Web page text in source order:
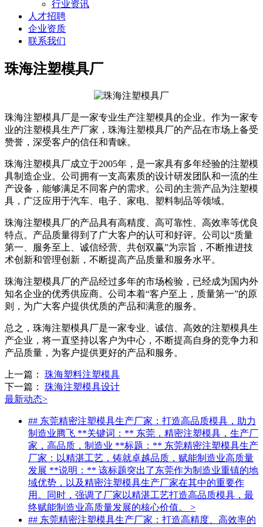
行业资讯
人才招聘
企业资质
联系我们
珠海注塑模具厂
珠海注塑模具厂是一家专业生产注塑模具的企业。作为一家专
业的注塑模具生产厂家，珠海注塑模具厂的产品在市场上备受
赞誉，深受客户的信任和青睐。
珠海注塑模具厂成立于2005年，是一家具有多年经验的注塑模
具制造企业。公司拥有一支高素质的设计研发团队和一流的生
产设备，能够满足不同客户的需求。公司的主营产品为注塑模
具，广泛应用于汽车、电子、家电、塑料制品等领域。
珠海注塑模具厂的产品具有高精度、高可靠性、高效率等优良
特点。产品质量得到了广大客户的认可和好评。公司以“质量
第一、服务至上、诚信经营、共创双赢”为宗旨，不断推进技
术创新和管理创新，不断提高产品质量和服务水平。
珠海注塑模具厂的产品经过多年的市场检验，已经成为国内外
知名企业的优秀供应商。公司本着“客户至上，质量第一”的原
则，为广大客户提供优质的产品和满意的服务。
总之，珠海注塑模具厂是一家专业、诚信、高效的注塑模具生
产企业，将一直坚持以客户为中心，不断提高自身的竞争力和
产品质量，为客户提供更好的产品和服务。
上一篇： 珠海塑料注塑模具
下一篇： 珠海注塑模具设计
最新动态>
## 东莞精密注塑模具生产厂家：打造高品质模具，助力
制造业腾飞 **关键词：** 东莞，精密注塑模具，生产厂
家，高品质，制造业 **标题：** 东莞精密注塑模具生产
厂家：以精湛工艺，铸就卓越品质，赋能制造业高质量
发展 **说明：** 该标题突出了东莞作为制造业重镇的地
域优势，以及精密注塑模具生产厂家在其中的重要作
用。同时，强调了厂家以精湛工艺打造高品质模具，最
终赋能制造业高质量发展的核心价值。 >
## 东莞精密注塑模具生产厂家：打造高精度、高效率的